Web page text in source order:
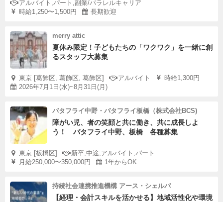
アルバイト,パート,副業/パラレルキャリア
時給1,250〜1,500円
長期歓迎
merry attic
夏休み限定！子どもたちの「ワクワク」を一緒に創
るスタッフ大募集
東京 [葛飾区, 葛飾区, 葛飾区] アルバイト
時給1,300円
2026年7月1日(水)~8月31日(月)
バタフライ中野・バタフライ板橋（株式会社BCS)
障がい児、者の笑顔と共に働き、共に成長しよ
う！ バタフライ中野、板橋 各種募集
東京 [板橋区]
新卒,中途,アルバイト,パート
月給250,000〜350,000円
1年からOK
持続社会連携推進機構 アース・シェルパ
【経理・会計スキルを活かせる】地域活性化や環境